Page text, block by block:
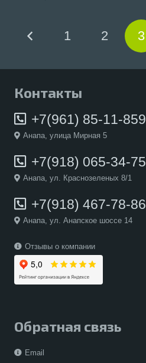
1 2 3
Контакты
+7(961) 85-11-859
Анапа, улица Мирная 5
+7(918) 065-34-75
Анапа, ул. Краснозеленых 8/1
+7(918) 467-78-86
Анапа, ул. Анапское шоссе 14
Отзывы о компании
Обратная связь
Email